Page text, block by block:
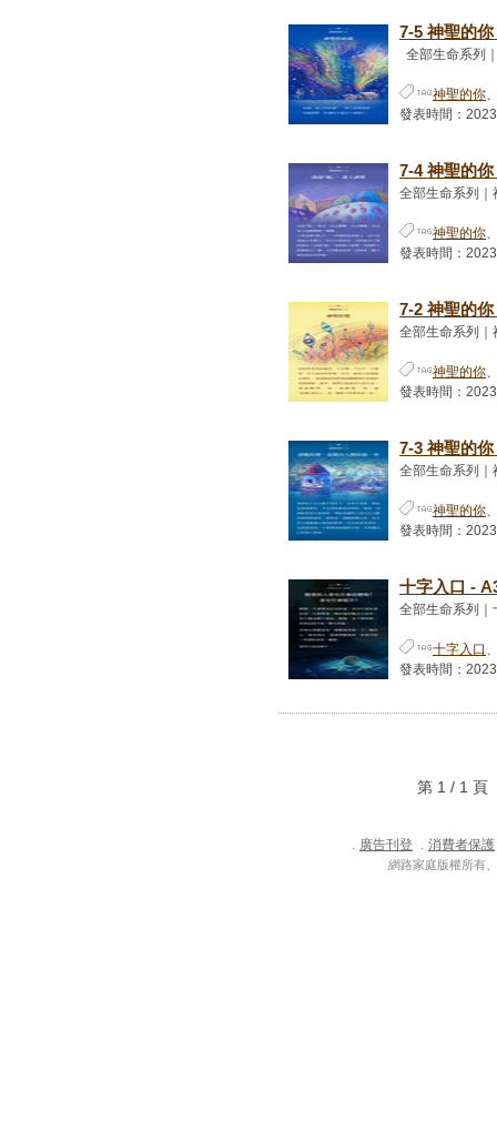
7-5 神聖的
全部生命系列
神聖的你
發表時間：
7-4 神聖的
全部生命系列｜
神聖的你
發表時間：
7-2 神聖的
全部生命系列｜
神聖的你
發表時間：
7-3 神聖的
全部生命系列｜
神聖的你
發表時間：
十字入口 -
全部生命系列｜
十字入口
發表時間：
第 1 / 1
． 廣告刊登 ． 消費者保護
網路家庭版權所有